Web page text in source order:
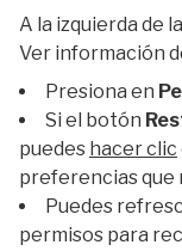
A la izquierda de
Ver información
Presiona en
Si el botón
puedes hacer clic
preferencias que
Puedes
permisos para